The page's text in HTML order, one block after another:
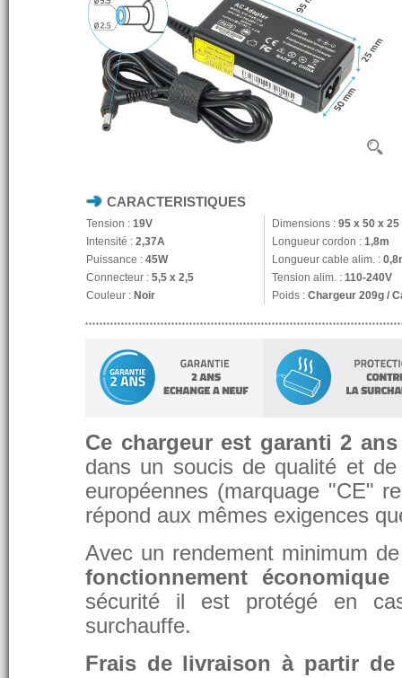
CARACTERISTIQUES
Tension : 19V Dimensions : 95 x 50 x 25
Intensité : 2,37A Longueur cordon : 1,8m
Puissance : 45W Longueur cable alim. :
Connecteur : 5,5 x 2,5 Tension alim. : 110-240V
Couleur : Noir Poids : Chargeur 209g /
Ce chargeur est garanti 2 ans
dans un soucis de qualité et
européennes (marquage "CE"
répond aux mêmes exigences
Avec un rendement minimum
fonctionnement
sécurité il est protégé en
surchauffe.
Frais de livraison à partir de